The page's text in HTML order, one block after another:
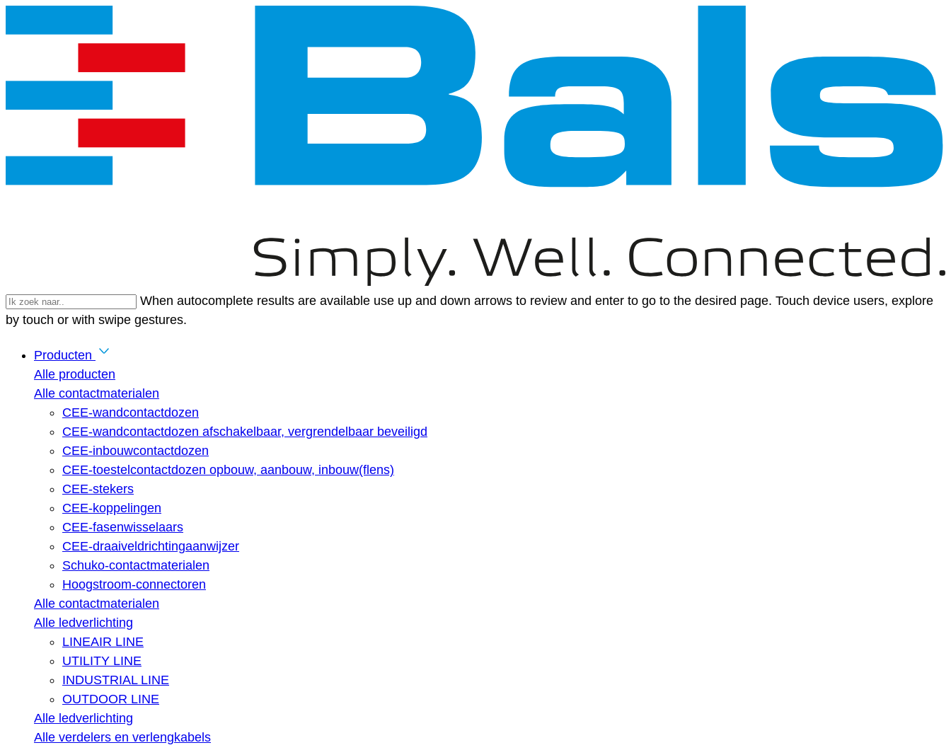
When autocomplete results are available use up and down arrows to review and enter to go to the desired page. Touch device users, explore
by touch or with swipe gestures.
Producten
Alle producten
Alle contactmaterialen
CEE-wandcontactdozen
CEE-wandcontactdozen afschakelbaar, vergrendelbaar beveiligd
CEE-inbouwcontactdozen
CEE-toestelcontactdozen opbouw, aanbouw, inbouw(flens)
CEE-stekers
CEE-koppelingen
CEE-fasenwisselaars
CEE-draaiveldrichtingaanwijzer
Schuko-contactmaterialen
Hoogstroom-connectoren
Alle contactmaterialen
Alle ledverlichting
LINEAIR LINE
UTILITY LINE
INDUSTRIAL LINE
OUTDOOR LINE
Alle ledverlichting
Alle verdelers en verlengkabels